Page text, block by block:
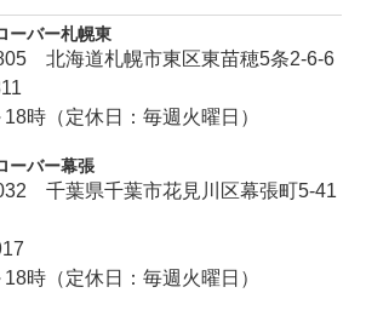
ーバー札幌東
北海道札幌市東区東苗穂5条2-6-6
時（定休日：毎週火曜日）
ーバー幕張
千葉県千葉市花見川区幕張町5-41
時（定休日：毎週火曜日）